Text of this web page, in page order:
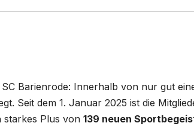
Barienrode: Innerhalb von nur gut
Seit dem 1. Januar 2025 ist die
starkes Plus von 139 neuen